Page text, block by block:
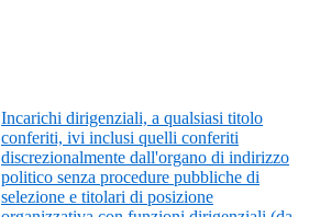
Incarichi dirigenziali, a qualsiasi titolo
conferiti, ivi inclusi quelli conferiti
discrezionalmente dall'organo di indirizzo
politico senza procedure pubbliche di
selezione e titolari di posizione